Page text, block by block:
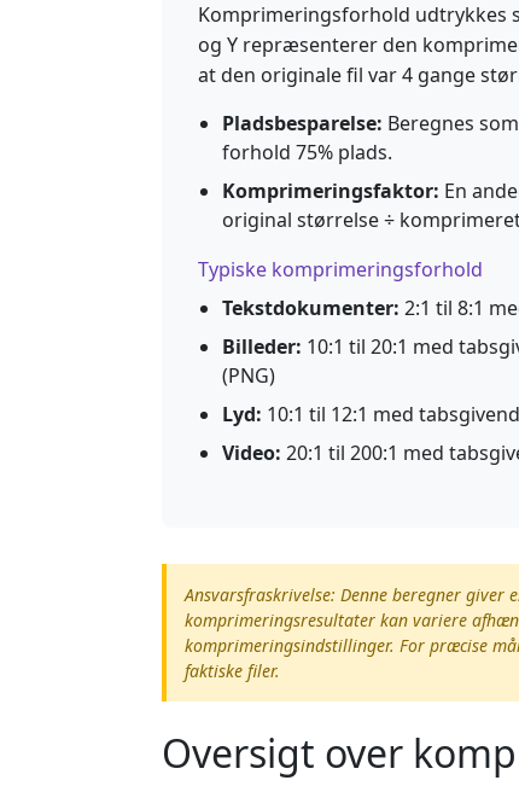
Komprimeringsforhold udtrykkes
og Y repræsenterer den
at den originale fil var 4 gange
Pladsbesparelse: Beregnes
forhold 75% plads.
Komprimeringsfaktor: En
original størrelse ÷
Typiske komprimeringsforhold
Tekstdokumenter: 2:1 til 8:1
Billeder: 10:1 til 20:1 med
(PNG)
Lyd: 10:1 til 12:1 med
Video: 20:1 til 200:1 med
Ansvarsfraskrivelse: Denne beregner
komprimeringsresultater kan variere
komprimeringsindstillinger. For præcise
faktiske filer.
Oversigt over